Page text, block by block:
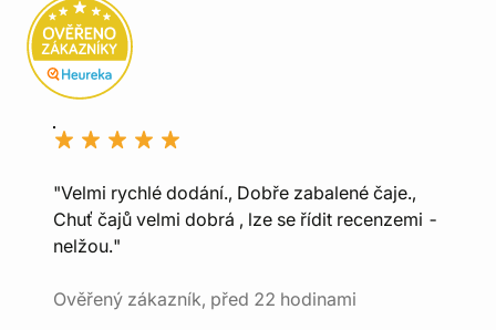
"Velmi rychlé dodání., Dobře zabalené čaje.,
Chuť čajů velmi dobrá , lze se řídit recenzemi -
nelžou."
Ověřený zákazník, před 22 hodinami